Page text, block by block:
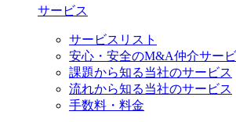
サービス
サービスリスト
安心・安全のM&A仲介サー
課題から知る当社のサービス
流れから知る当社のサービス
手数料・料金